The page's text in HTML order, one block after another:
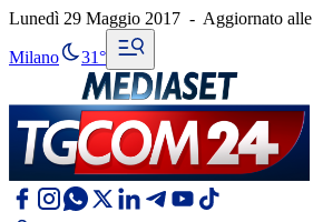
Lunedì 29 Maggio 2017 - Aggiornato alle
Milano 31°